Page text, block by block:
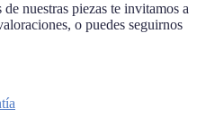
nuestras piezas te invitamos a
o puedes seguirnos